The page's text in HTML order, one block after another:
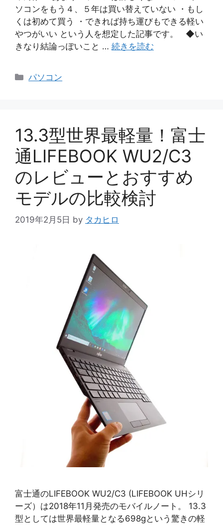
ソコンをもう４、５年は買い替えていない ・もし
くは初めて買う ・できれば持ち運びもできる軽い
やつがいい という人を想定した記事です。 ◆い
きなり結論っぽいこと … 続きを読む
カ
パソコン
13.3型世界最軽量！富士
通LIFEBOOK WU2/C3
のレビューとおすすめ
モデルの比較検討
2019年2月5日 by タカヒロ
富士通のLIFEBOOK WU2/C3 (LIFEBOOK UHシリ
ーズ）は2018年11月発売のモバイルノート。 13.3
型としては世界最軽量となる698gという驚きの軽